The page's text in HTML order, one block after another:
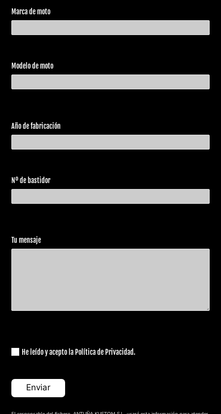
Marca de moto
Modelo de moto
Año de fabricación
Nº de bastidor
Tu mensaje
He leído y acepto la Política de Privacidad.